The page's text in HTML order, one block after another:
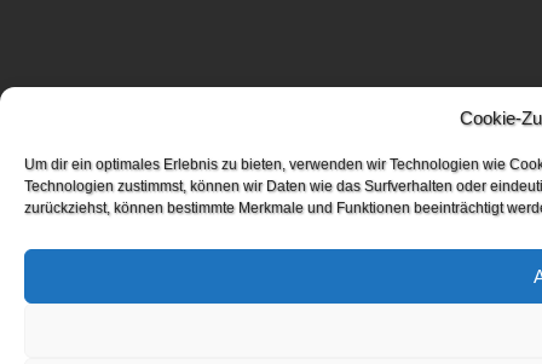
Cookie-
Um dir ein optimales Erlebnis zu bieten, verwenden wir Technologien wie
Technologien zustimmst, können wir Daten wie das Surfverhalten oder
zurückziehst, können bestimmte Merkmale und Funktionen beeinträchtigt